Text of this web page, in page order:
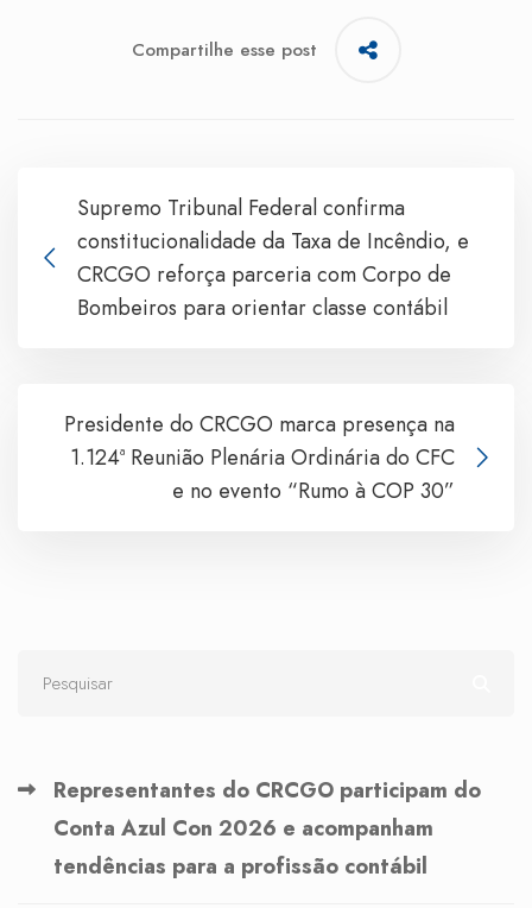
Compartilhe esse post
Supremo Tribunal Federal confirma
constitucionalidade da Taxa de Incêndio, e
CRCGO reforça parceria com Corpo de
Bombeiros para orientar classe contábil
Presidente do CRCGO marca presença na
1.124ª Reunião Plenária Ordinária do CFC
e no evento “Rumo à COP 30”
Representantes do CRCGO participam do
Conta Azul Con 2026 e acompanham
tendências para a profissão contábil